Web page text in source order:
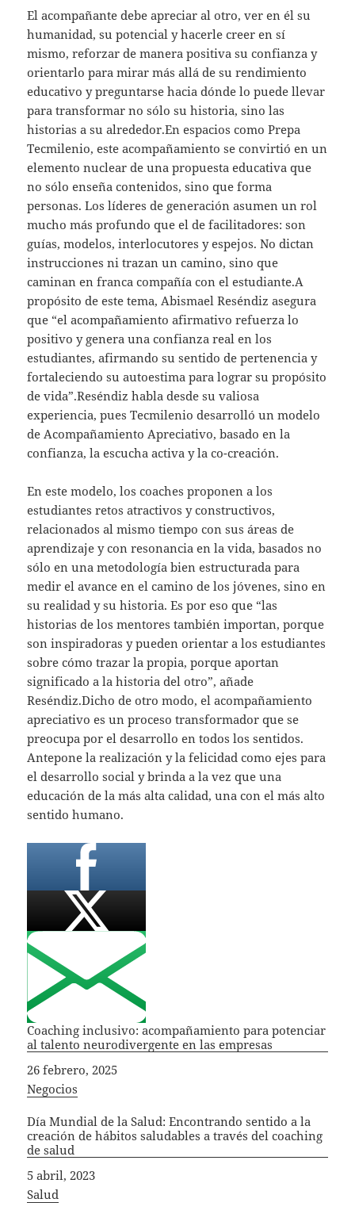
El acompañante debe apreciar al otro, ver en él su
humanidad, su potencial y hacerle creer en sí
mismo, reforzar de manera positiva su confianza y
orientarlo para mirar más allá de su rendimiento
educativo y preguntarse hacia dónde lo puede llevar
para transformar no sólo su historia, sino las
historias a su alrededor.En espacios como Prepa
Tecmilenio, este acompañamiento se convirtió en un
elemento nuclear de una propuesta educativa que
no sólo enseña contenidos, sino que forma
personas. Los líderes de generación asumen un rol
mucho más profundo que el de facilitadores: son
guías, modelos, interlocutores y espejos. No dictan
instrucciones ni trazan un camino, sino que
caminan en franca compañía con el estudiante.A
propósito de este tema, Abismael Reséndiz asegura
que “el acompañamiento afirmativo refuerza lo
positivo y genera una confianza real en los
estudiantes, afirmando su sentido de pertenencia y
fortaleciendo su autoestima para lograr su propósito
de vida”.Reséndiz habla desde su valiosa
experiencia, pues Tecmilenio desarrolló un modelo
de Acompañamiento Apreciativo, basado en la
confianza, la escucha activa y la co-creación.
En este modelo, los coaches proponen a los
estudiantes retos atractivos y constructivos,
relacionados al mismo tiempo con sus áreas de
aprendizaje y con resonancia en la vida, basados no
sólo en una metodología bien estructurada para
medir el avance en el camino de los jóvenes, sino en
su realidad y su historia. Es por eso que “las
historias de los mentores también importan, porque
son inspiradoras y pueden orientar a los estudiantes
sobre cómo trazar la propia, porque aportan
significado a la historia del otro”, añade
Reséndiz.Dicho de otro modo, el acompañamiento
apreciativo es un proceso transformador que se
preocupa por el desarrollo en todos los sentidos.
Antepone la realización y la felicidad como ejes para
el desarrollo social y brinda a la vez que una
educación de la más alta calidad, una con el más alto
sentido humano.
​Coaching inclusivo: acompañamiento para potenciar
al talento neurodivergente en las empresas
Fecha
26 febrero, 2025
In relation to
Negocios
Día Mundial de la Salud: Encontrando sentido a la
creación de hábitos saludables a través del coaching
de salud
Fecha
5 abril, 2023
In relation to
Salud